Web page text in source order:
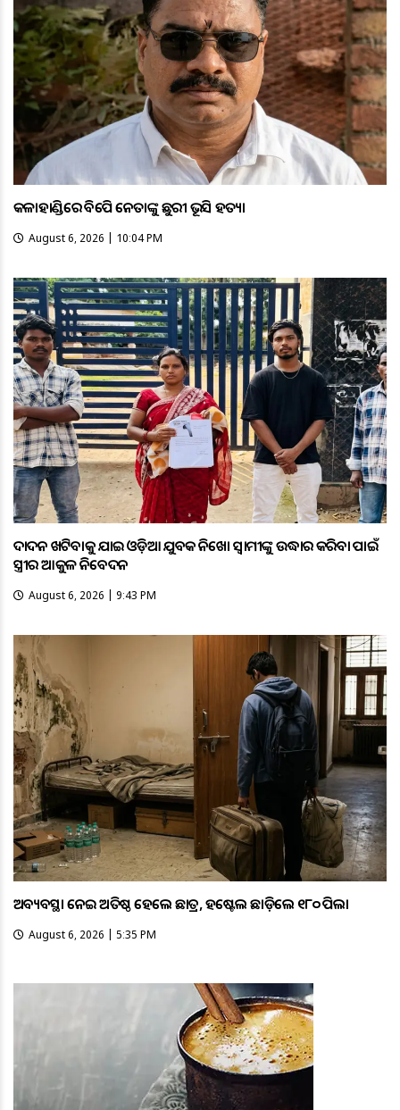
କଳାହାଣ୍ଡିରେ ବିଜେପି ନେତାଙ୍କୁ ଛୁରୀ ଭୂସି ହତ୍ୟା
August 6, 2026 | 10:04 PM
ଦାଦନ ଖଟିବାକୁ ଯାଇ ଓଡ଼ିଆ ଯୁବକ ନିଖୋଜ ସ୍ବାମୀଙ୍କୁ ଉଦ୍ଧାର କରିବା ପାଇଁ
ସ୍ତ୍ରୀର ଆକୁଳ ନିବେଦନ
August 6, 2026 | 9:43 PM
ଅବ୍ୟବସ୍ଥା ନେଇ ଅତିଷ୍ଠ ହେଲେ ଛାତ୍ର, ହଷ୍ଟେଲ ଛାଡ଼ିଲେ ୧୮୦ ପିଲା
August 6, 2026 | 5:35 PM